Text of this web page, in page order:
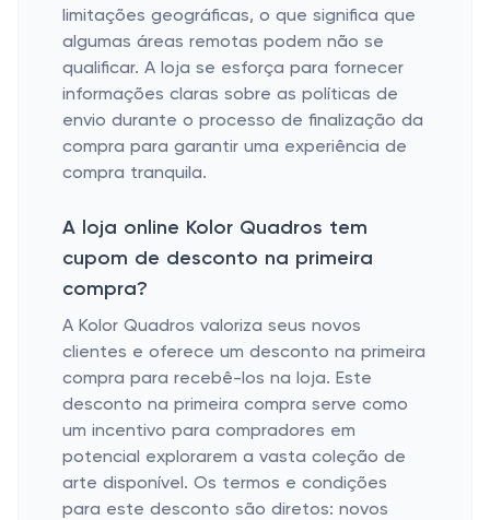
limitações geográficas, o que significa que
algumas áreas remotas podem não se
qualificar. A loja se esforça para fornecer
informações claras sobre as políticas de
envio durante o processo de finalização da
compra para garantir uma experiência de
compra tranquila.
A loja online Kolor Quadros tem
cupom de desconto na primeira
compra?
A Kolor Quadros valoriza seus novos
clientes e oferece um desconto na primeira
compra para recebê-los na loja. Este
desconto na primeira compra serve como
um incentivo para compradores em
potencial explorarem a vasta coleção de
arte disponível. Os termos e condições
para este desconto são diretos: novos